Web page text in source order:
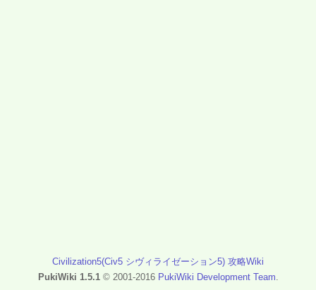
Civilization5(Civ5 シヴィライゼーション5) 攻略Wiki
PukiWiki 1.5.1© 2001-2016 PukiWiki Development Team.